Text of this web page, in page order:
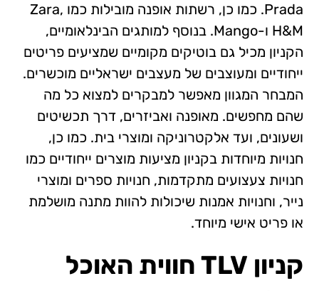
Prada. כמו כן, רשתות אופנה מובילות כמו Zara,
H&M ו-Mango. בנוסף למותגים הבינלאומיים,
הקניון מכיל גם בוטיקים מקומיים שמציעים פריטים
ייחודיים ומעוצבים של מעצבים ישראליים מוכשרים.
המבחר המגוון מאפשר למבקרים למצוא כל מה
שהם מחפשים. מאופנה ואביזרים, דרך תכשיטים
ושעונים, ועד אלקטרוניקה ומוצרי בית. כמו כן,
חנויות מיוחדות בקניון מציעות מוצרים ייחודיים כמו
חנויות צעצועים מתקדמות, חנויות ספרים ומוצרי
נייר, וחנויות אמנות שיכולות להוות מתנה מושלמת
או פריט אישי מיוחד.
קניון TLV חווית האוכל